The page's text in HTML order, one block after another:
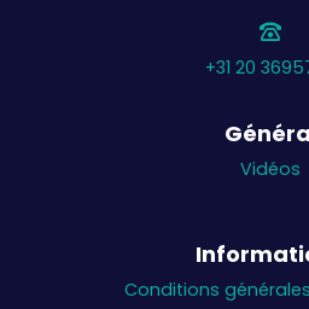
+31 20
Vidéos
Conditions